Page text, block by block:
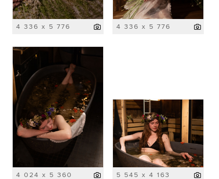
4 336 x 5 776 4 336 x 5 776
4 024 x 5 360 5 545 x 4 163